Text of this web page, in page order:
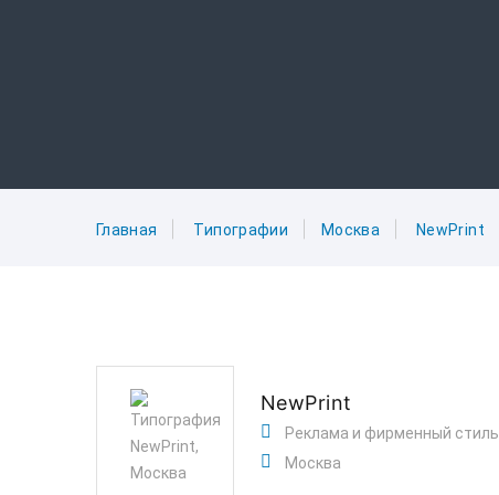
Главная Типографии Москва NewPrint
NewPrint
Реклама и фирменный стиль
Москва